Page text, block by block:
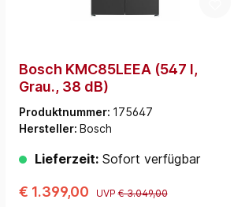
Bosch KMC85LEEA (547 l,
Grau., 38 dB)
Produktnummer: 175647
Hersteller: Bosch
Lieferzeit:Sofort verfügbar
€ 1.399,00 UVP€ 3.049,00